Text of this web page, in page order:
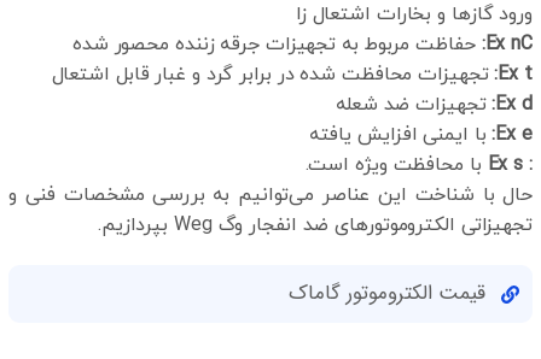
ورود گازها و بخارات اشتعال زا
Ex nC
:حفاظت مربوط به تجهیزات جرقه زننده محصور شده
Ex t
:تجهیزات محافظت شده در برابر گرد و غبار قابل اشتعال
Ex d
:تجهیزات ضد شعله
Ex e
: با ایمنی افزایش یافته
: Ex s
با محافظت ویژه است.
حال با شناخت این عناصر می‌توانیم به بررسی مشخصات فنی و
تجهیزاتی الکتروموتورهای ضد انفجار وگ Weg بپردازیم.
قیمت الکتروموتور گاماک